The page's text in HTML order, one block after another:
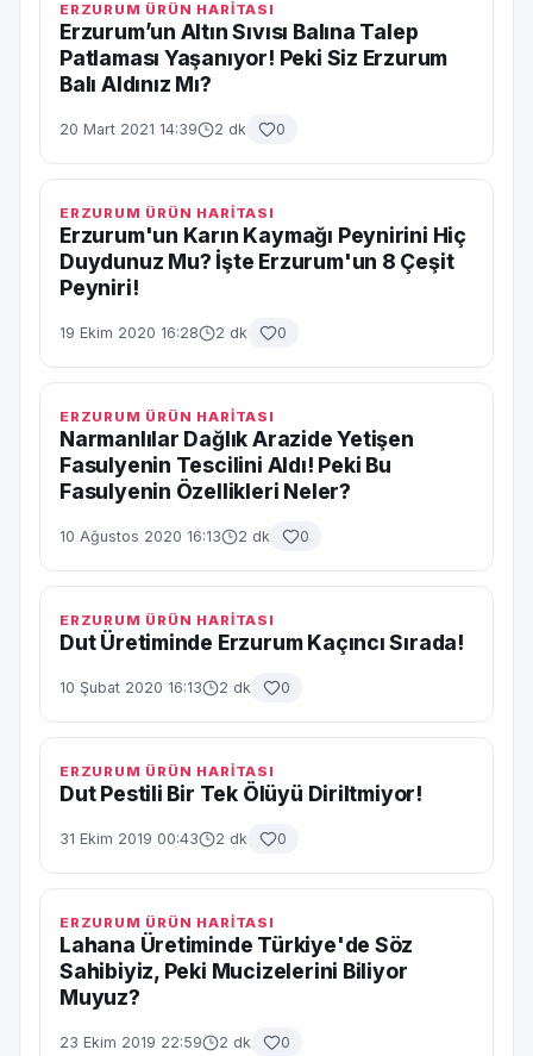
ERZURUM ÜRÜN HARİTASI
Erzurum’un Altın Sıvısı Balına Talep
Patlaması Yaşanıyor! Peki Siz Erzurum
Balı Aldınız Mı?
20 Mart 2021 14:39 2 dk 0
ERZURUM ÜRÜN HARİTASI
Erzurum'un Karın Kaymağı Peynirini Hiç
Duydunuz Mu? İşte Erzurum'un 8 Çeşit
Peyniri!
19 Ekim 2020 16:28 2 dk 0
ERZURUM ÜRÜN HARİTASI
Narmanlılar Dağlık Arazide Yetişen
Fasulyenin Tescilini Aldı! Peki Bu
Fasulyenin Özellikleri Neler?
10 Ağustos 2020 16:13 2 dk 0
ERZURUM ÜRÜN HARİTASI
Dut Üretiminde Erzurum Kaçıncı Sırada!
10 Şubat 2020 16:13 2 dk 0
ERZURUM ÜRÜN HARİTASI
Dut Pestili Bir Tek Ölüyü Diriltmiyor!
31 Ekim 2019 00:43 2 dk 0
ERZURUM ÜRÜN HARİTASI
Lahana Üretiminde Türkiye'de Söz
Sahibiyiz, Peki Mucizelerini Biliyor
Muyuz?
23 Ekim 2019 22:59 2 dk 0